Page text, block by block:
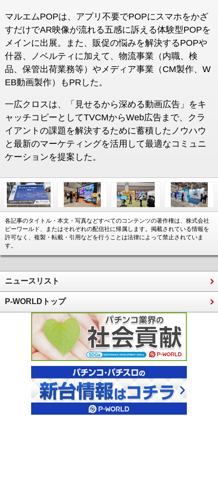
マルエムPOPは、アプリ不要でPOPにスマホをかざ
すだけでAR映像が流れる五感に訴える体験型POPを
メインに出展。また、販促の悩みを解決するPOPや
什器、ノベルティに加えて、物流事業（内職、検
品、保管出荷業務等）やメディア事業（CM製作、W
EB動画製作）もPRした。
一広クロスは、「見せるから深める動画広告」をキ
ャッチコピーとしてTVCMからWeb広告まで、クラ
イアントの課題を解決するために蓄積したノウハウ
と最新のマーケティングを活用して最適なコミュニ
ケーションを提案した。
各記事のタイトル・本文・写真などすべてのコンテンツの著作権は、株式会社
ピーワールド、またはそれぞれの配信社に帰属します。掲載されている情報を
許可なく、複製・転載・引用などを行うことは法律によって禁止されていま
す。
ニュースリスト
P-WORLDトップ